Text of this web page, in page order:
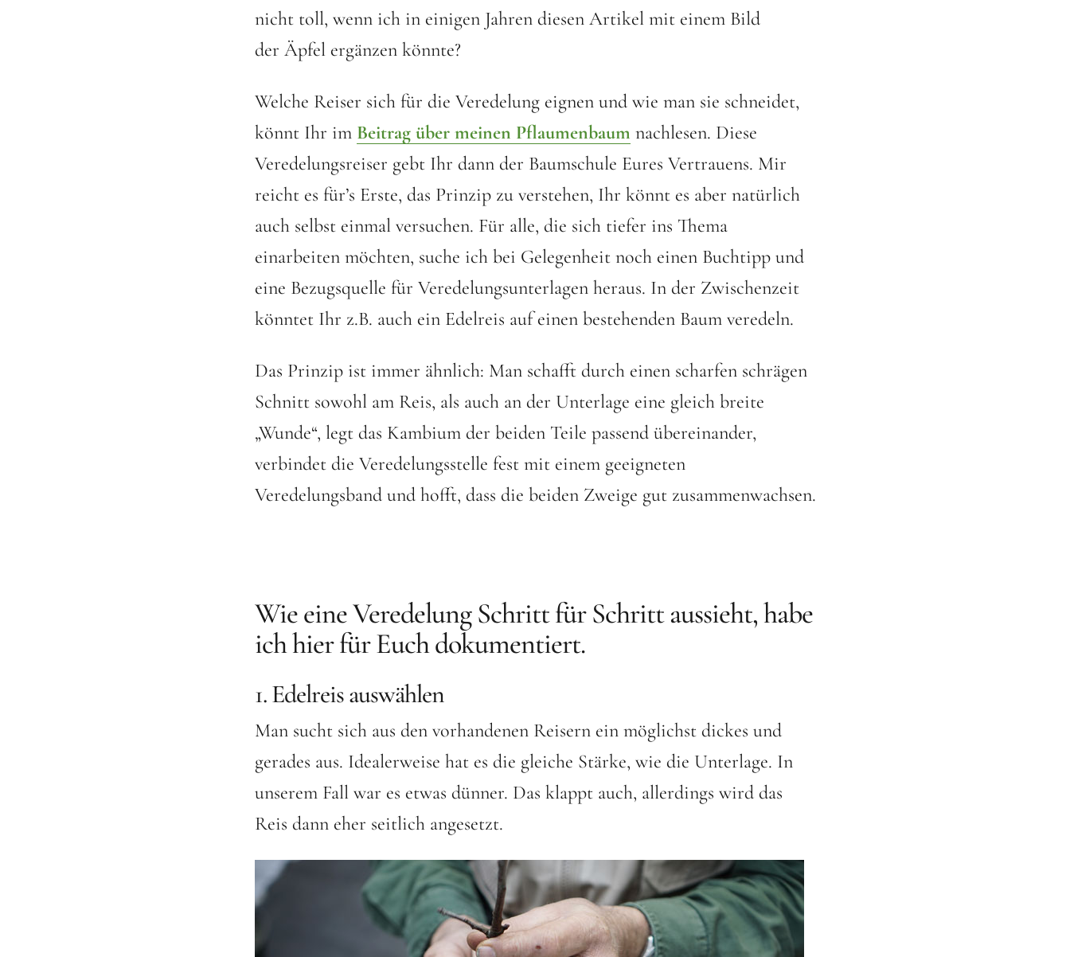
nicht toll, wenn ich in einigen Jahren diesen Artikel mit einem Bild
der Äpfel ergänzen könnte?
Welche Reiser sich für die Veredelung eignen und wie man sie schneidet,
könnt Ihr im Beitrag über meinen Pflaumenbaum nachlesen. Diese
Veredelungsreiser gebt Ihr dann der Baumschule Eures Vertrauens. Mir
reicht es für’s Erste, das Prinzip zu verstehen, Ihr könnt es aber natürlich
auch selbst einmal versuchen. Für alle, die sich tiefer ins Thema
einarbeiten möchten, suche ich bei Gelegenheit noch einen Buchtipp und
eine Bezugsquelle für Veredelungsunterlagen heraus. In der Zwischenzeit
könntet Ihr z.B. auch ein Edelreis auf einen bestehenden Baum veredeln.
Das Prinzip ist immer ähnlich: Man schafft durch einen scharfen schrägen
Schnitt sowohl am Reis, als auch an der Unterlage eine gleich breite
„Wunde“, legt das Kambium der beiden Teile passend übereinander,
verbindet die Veredelungsstelle fest mit einem geeigneten
Veredelungsband und hofft, dass die beiden Zweige gut zusammenwachsen.
Wie eine Veredelung Schritt für Schritt aussieht, habe
ich hier für Euch dokumentiert.
1. Edelreis auswählen
Man sucht sich aus den vorhandenen Reisern ein möglichst dickes und
gerades aus. Idealerweise hat es die gleiche Stärke, wie die Unterlage. In
unserem Fall war es etwas dünner. Das klappt auch, allerdings wird das
Reis dann eher seitlich angesetzt.